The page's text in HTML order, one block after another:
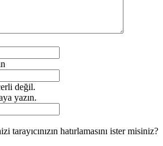
değil.
yazın.
tarayıcınızın hatırlamasını ister misiniz?